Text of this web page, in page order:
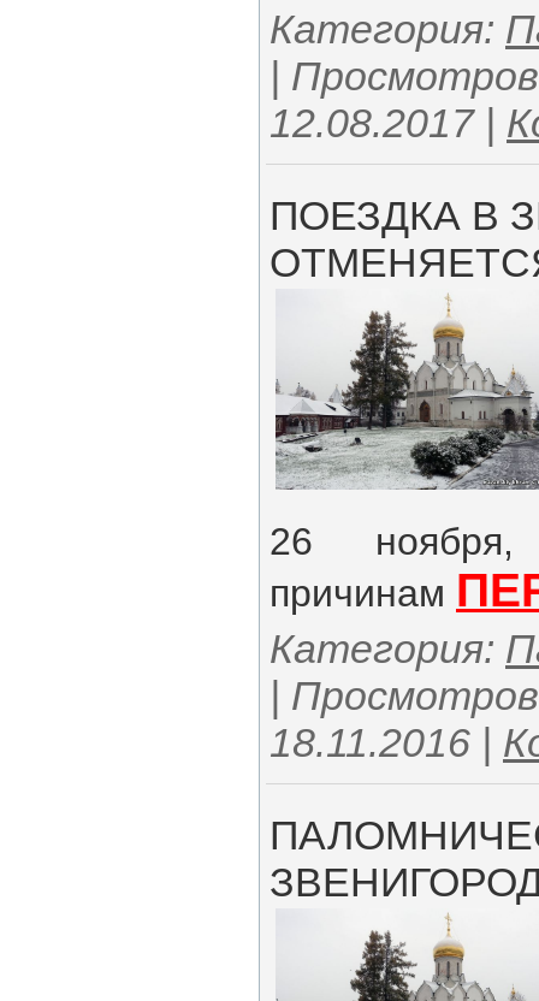
Категория:
|
12.08.2017|
ПОЕЗДКА В
26 ноября,
причинам
Категория:
|
18.11.2016 |